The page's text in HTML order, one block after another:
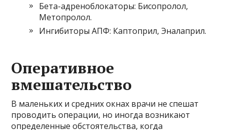
Бета-адреноблокаторы: Бисопролол,
Метопролол.
Ингибиторы АПФ: Каптоприл, Эналаприл.
Оперативное
вмешательство
В маленьких и средних окнах врачи не спешат
проводить операции, но иногда возникают
определенные обстоятельства, когда